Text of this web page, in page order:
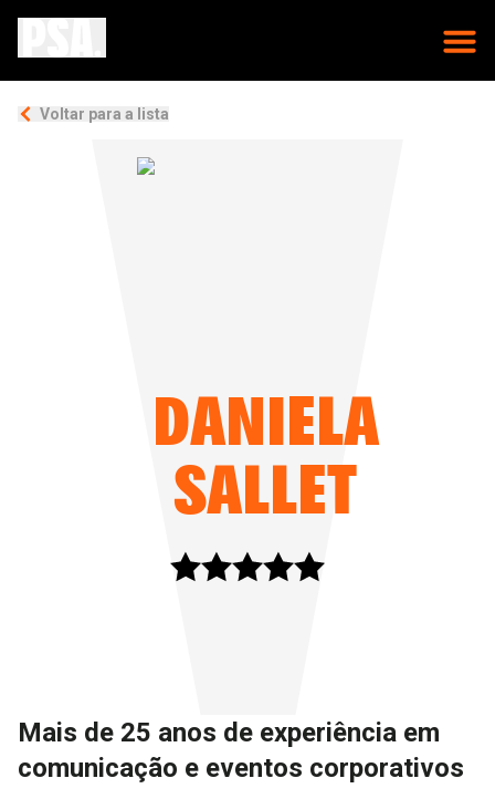
Voltar para a lista
DANIELA
SALLET
Mais de 25 anos de experiência em
comunicação e eventos corporativos